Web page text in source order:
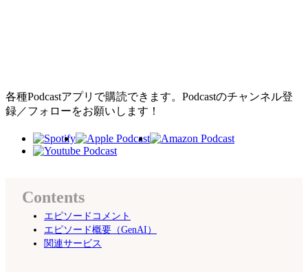
各種Podcastアプリで購読できます。Podcastのチャンネル登
録／フォローをお願いします！
Contents
エピソードコメント
エピソード概要（GenAI）
関連サービス